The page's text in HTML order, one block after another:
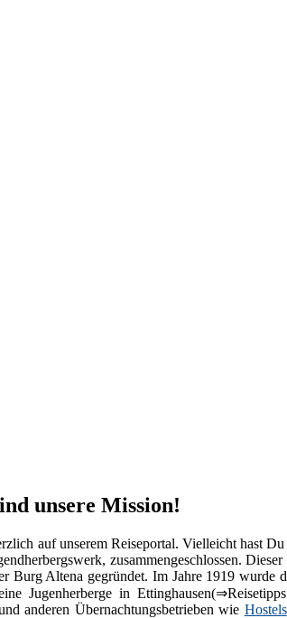
unsere Mission!
auf unserem Reiseportal. Vielleicht hast
zusammengeschlossen.
Burg Altena gegründet. Im Jahre 1919 wurde
Jugenherberge in Ettinghausen(⇒Reisetipps
anderen Übernachtungsbetrieben wie Hostels